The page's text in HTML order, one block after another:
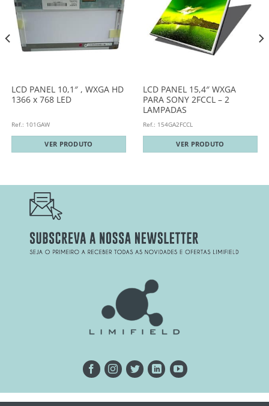
LCD PANEL 10,1″ , WXGA HD
1366 x 768 LED
Ref.: 101GAW
VER PRODUTO
LCD PANEL 15,4″ WXGA
PARA SONY 2FCCL – 2
LAMPADAS
Ref.: 154GA2FCCL
VER PRODUTO